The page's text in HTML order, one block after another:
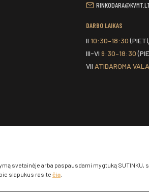
svetainėje arba paspausdami mygtuką
slapukus rasite čia
DARBO LAIKAS
II 10:30–18:30
III-VI 9:30–18:30
VII ATIDAROMA